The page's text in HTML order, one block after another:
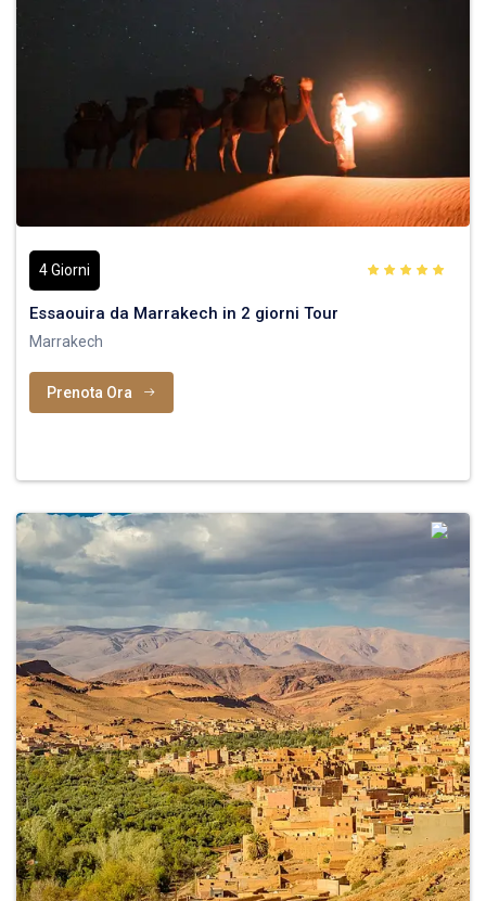
4 Giorni
Essaouira da Marrakech in 2 giorni Tour
Marrakech
Prenota Ora